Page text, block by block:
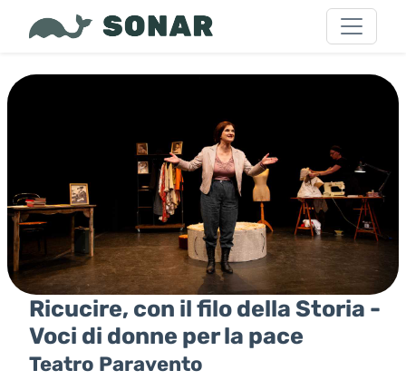
Ricucire, con il filo della Storia -
Voci di donne per la pace
Teatro Paravento